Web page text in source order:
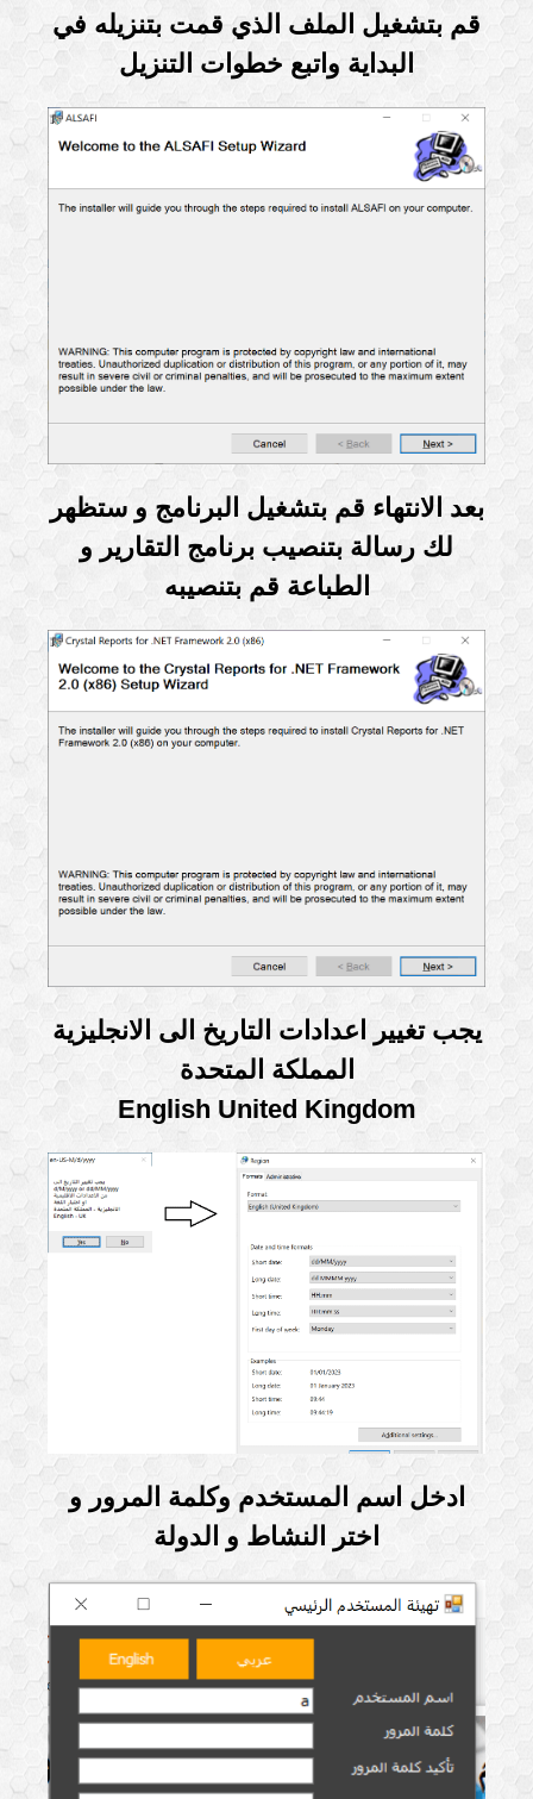
قم بتشغيل الملف الذي قمت بتنزيله في
البداية واتبع خطوات التنزيل
بعد الانتهاء قم بتشغيل البرنامج و ستظهر
لك رسالة بتنصيب برنامج التقارير و
الطباعة قم بتنصيبه
يجب تغيير اعدادات التاريخ الى الانجليزية
المملكة المتحدة
English United Kingdom
ادخل اسم المستخدم وكلمة المرور و
اختر النشاط و الدولة